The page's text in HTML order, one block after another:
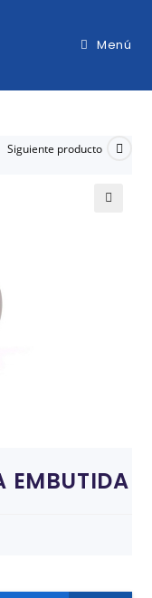
Menú
Siguiente producto
EMBUTIDA